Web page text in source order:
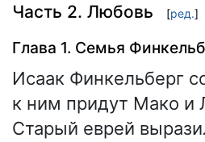
Часть 2. Любовь [ред.]
Глава 1. Семья
Исаак Финкельберг
к ним придут Мако и
Старый еврей